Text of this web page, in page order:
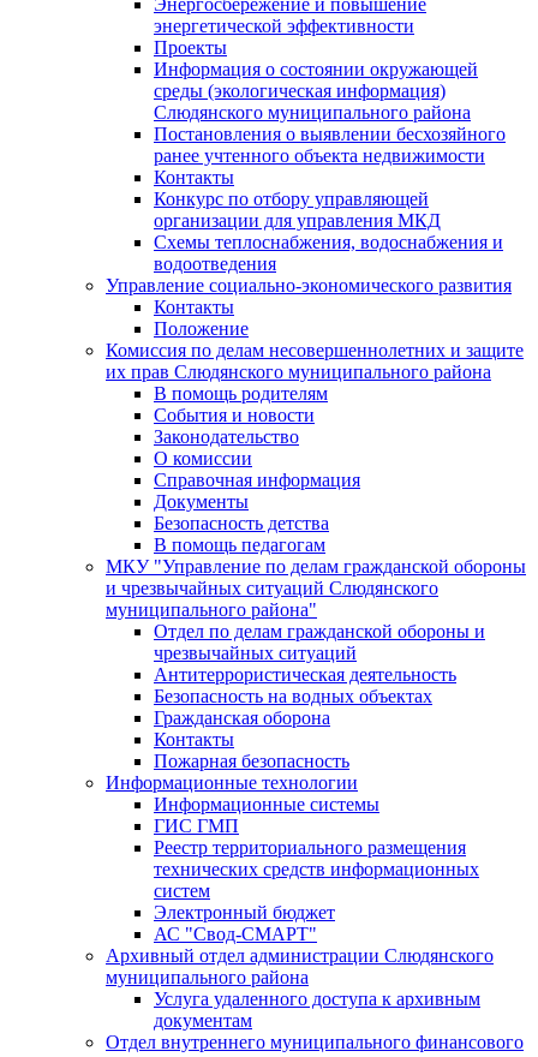
Энергосбережение и повышение
энергетической эффективности
Проекты
Информация о состоянии окружающей
среды (экологическая информация)
Слюдянского муниципального района
Постановления о выявлении бесхозяйного
ранее учтенного объекта недвижимости
Контакты
Конкурс по отбору управляющей
организации для управления МКД
Схемы теплоснабжения, водоснабжения и
водоотведения
Управление социально-экономического развития
Контакты
Положение
Комиссия по делам несовершеннолетних и защите
их прав Слюдянского муниципального района
В помощь родителям
События и новости
Законодательство
О комиссии
Справочная информация
Документы
Безопасность детства
В помощь педагогам
МКУ "Управление по делам гражданской обороны
и чрезвычайных ситуаций Слюдянского
муниципального района"
Отдел по делам гражданской обороны и
чрезвычайных ситуаций
Антитеррористическая деятельность
Безопасность на водных объектах
Гражданская оборона
Контакты
Пожарная безопасность
Информационные технологии
Информационные системы
ГИС ГМП
Реестр территориального размещения
технических средств информационных
систем
Электронный бюджет
АС "Свод-СМАРТ"
Архивный отдел администрации Слюдянского
муниципального района
Услуга удаленного доступа к архивным
документам
Отдел внутреннего муниципального финансового